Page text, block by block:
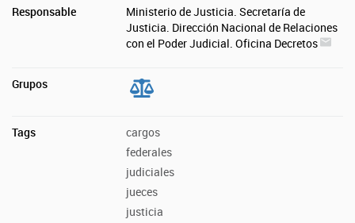
Responsable
Ministerio de Justicia. Secretaría de
Justicia. Dirección Nacional de Relaciones
con el Poder Judicial. Oficina Decretos
Grupos
Tags
cargos
federales
judiciales
jueces
justicia